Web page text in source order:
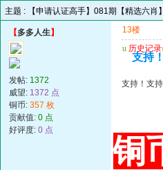
主题 : 【申请认证高手】081期【精选六
【多多人生】
发帖: 1372
威望: 1372 点
铜币: 357 枚
贡献值: 0 点
好评度: 0 点
13楼
u 历史记录
支持
支持！支
铜